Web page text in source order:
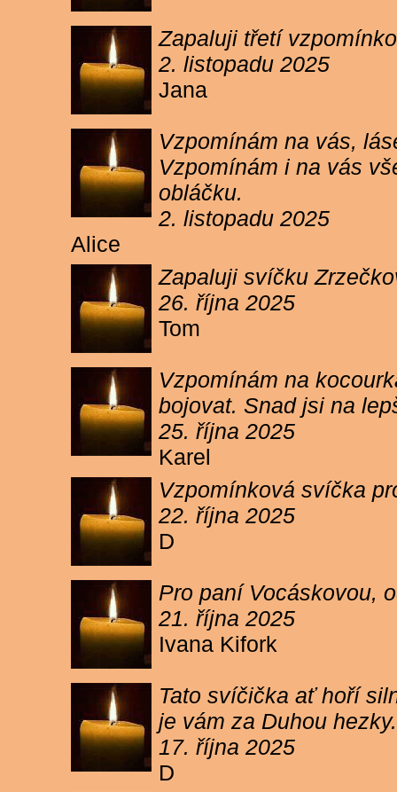
Zapaluji třetí
2. listopadu 2025
Jana
Vzpomínám na vás,
Vzpomínám i na vás
obláčku.
2. listopadu 2025
Alice
Zapaluji svíčku
26. října 2025
Tom
Vzpomínám na
bojovat. Snad jsi na
25. října 2025
Karel
Vzpomínková svíčka
22. října 2025
D
Pro paní Vocáskovou,
21. října 2025
Ivana Kifork
Tato svíčička ať hoří
je vám za Duhou
17. října 2025
D